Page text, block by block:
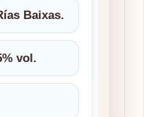
Baixas.
vol.